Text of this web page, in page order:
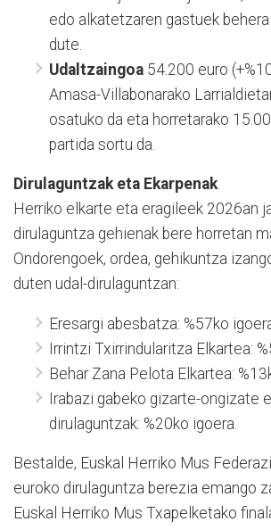
edo alkatetzaren gastuek
dute.
Udaltzaingoa 54.200 euro
Amasa-Villabonarako
osatuko da eta horretarako
partida sortu da.
Dirulaguntzak eta Ekarpenak
Herriko elkarte eta eragileek 2026an
dirulaguntza gehienak bere horretan
Ondorengoek, ordea, gehikuntza
duten udal-dirulaguntzan:
Eresargi abesbatza: %57ko
Irrintzi Txirrindularitza Elkartea:
Behar Zana Pelota Elkartea:
Irabazi gabeko gizarte-ongizate
dirulaguntzak: %20ko igoera.
Bestalde, Euskal Herriko Mus
euroko dirulaguntza berezia emango
Euskal Herriko Mus Txapelketako